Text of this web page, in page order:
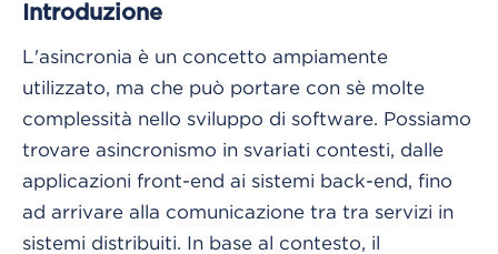
Introduzione
L'asincronia è un concetto ampiamente
utilizzato, ma che può portare con sè molte
complessità nello sviluppo di software. Possiamo
trovare asincronismo in svariati contesti, dalle
applicazioni front-end ai sistemi back-end, fino
ad arrivare alla comunicazione tra tra servizi in
sistemi distribuiti. In base al contesto, il